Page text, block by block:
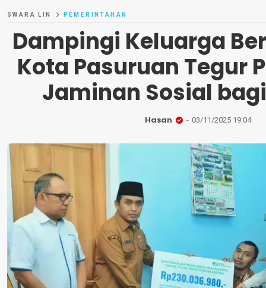
SWARA LIN PEMERINTAHAN
Dampingi Keluarga
Kota Pasuruan Tegur
Jaminan Sosial
Hasan 03/11/2025 19:04